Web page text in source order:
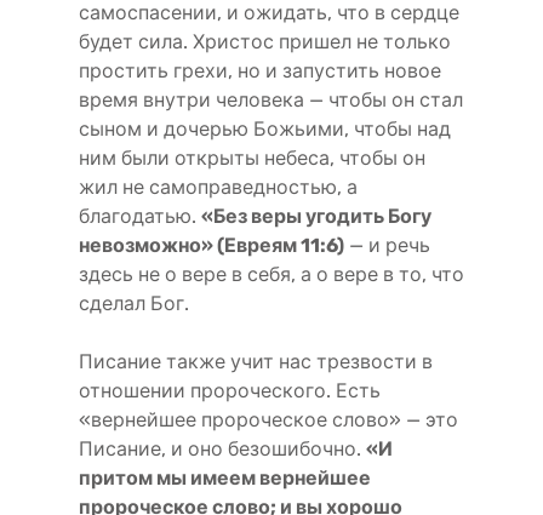
самоспасении, и ожидать, что в сердце
будет сила. Христос пришел не только
простить грехи, но и запустить новое
время внутри человека — чтобы он стал
сыном и дочерью Божьими, чтобы над
ним были открыты небеса, чтобы он
жил не самоправедностью, а
благодатью. «Без веры угодить Богу
невозможно» (Евреям 11:6) — и речь
здесь не о вере в себя, а о вере в то, что
сделал Бог.
Писание также учит нас трезвости в
отношении пророческого. Есть
«вернейшее пророческое слово» — это
Писание, и оно безошибочно. «И
притом мы имеем вернейшее
пророческое слово; и вы хорошо